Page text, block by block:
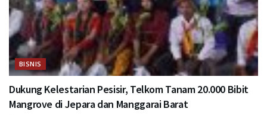
BISNIS
Dukung Kelestarian Pesisir, Telkom Tanam 20.000 Bibit
Mangrove di Jepara dan Manggarai Barat